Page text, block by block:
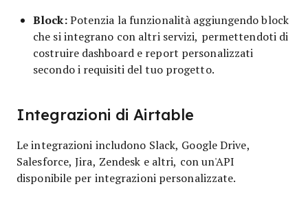
Block:Potenzia la funzionalità aggiungendo block
che si integrano con altri servizi, permettendoti di
costruire dashboard e report personalizzati
secondo i requisiti del tuo progetto.
Integrazioni di Airtable
Le integrazioni includono Slack, Google Drive,
Salesforce, Jira, Zendesk e altri, con un'API
disponibile per integrazioni personalizzate.